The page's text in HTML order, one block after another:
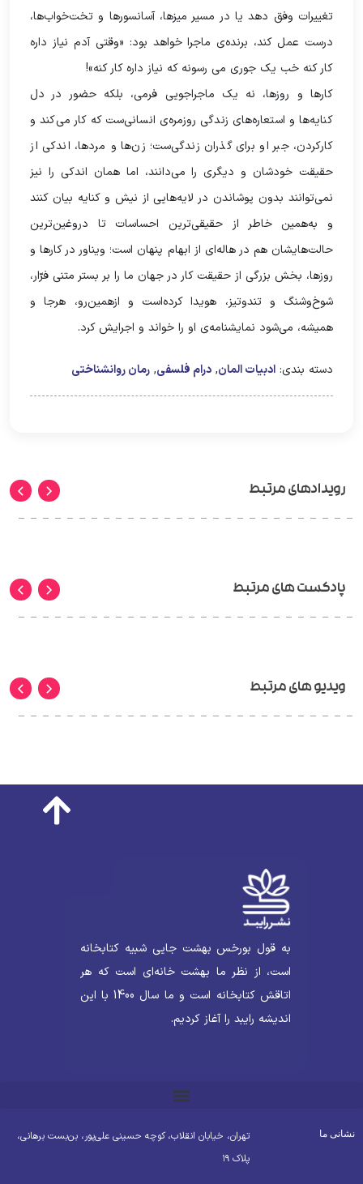
تغییرات وفق دهد یا در مسیر میزها، آسانسورها و تخت‌خواب‌ها،
درست عمل کند، برنده‌ی ماجرا خواهد بود: «وقتی آدم نیاز داره
کار کنه خب یک جوری می رسونه که نیاز داره کار کنه»!
کارها و روزها، نه یک ماجراجویی فرمی، بلکه حضور در دل
کنایه‌ها و استعاره‌های زندگی‌ روزمره‌ی انسانی‌ست که کار می‌کند و
کارکردن، جبر او برای گذران زندگی‌ست؛ زن‌ها و مردها، اندکی از
حقیقت خودشان و دیگری را می‌دانند، اما همان اندکی را نیز
نمی‌توانند بدون پوشاندن در لایه‌هایی از نیش و کنایه بیان کنند
و به‌همین خاطر از حقیقی‌ترین احساسات تا دروغین‌ترین
حالت‌هایشان هم در هاله‌ای از ابهام پنهان است؛ ویناور در کارها و
روزها، بخش بزرگی از حقیقت کار در جهان ما را بر بستر متنی فرّار،
شوخ‌وشنگ و تند‌وتیز، هویدا کرده‌است و ازهمین‌رو، هرجا و
همیشه، می‌شود نمایشنامه‌ی او را خواند و اجرایش کرد.
دسته بندی:ادبیات المان,درام فلسفی,رمان روانشناختی
رویدادهای مرتبط
پادکست های مرتبط
ویدیو های مرتبط
به قول بورخس بهشت جایی شبیه کتابخانه
است، از نظر ما بهشت خانه‌ای است که هر
اتاقش کتابخانه است و ما سال 1400 با این
اندیشه رایبد را آغاز کردیم.
ما
تهران، خیابان انقلاب، کوچه حسینی علی‌پور، بن‌بست برهانی،
پلاک ۱۹